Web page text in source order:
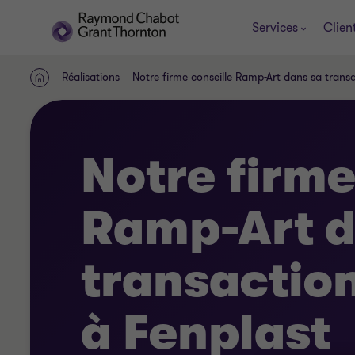
Services
ACCUEILRéalisations Notre firme conseille Ramp-Art dans sa
Notre
Ramp-Art
à Fenplast